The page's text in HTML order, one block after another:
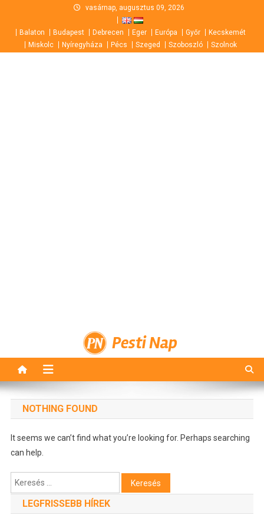
content
vasárnap, augusztus 09, 2026
Balaton Budapest Debrecen Eger Európa Győr
Kecskemét
Miskolc
Nyíregyháza Pécs Szeged Szoboszló Szolnok
Pesti Nap
NOTHING FOUND
It seems we can’t find what you’re looking for. Perhaps searching
can help.
Keresés:
LEGFRISSEBB HÍREK